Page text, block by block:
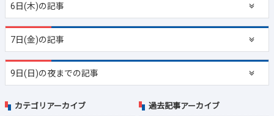
6日(木)の記事
7日(金)の記事
9日(日)の夜までの記事
カテゴリアーカイブ 過去記事アーカイブ